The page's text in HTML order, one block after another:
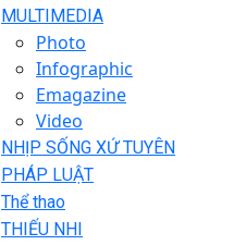
MULTIMEDIA
Photo
Infographic
Emagazine
Video
NHỊP SỐNG XỨ TUYÊN
PHÁP LUẬT
Thể thao
THIẾU NHI